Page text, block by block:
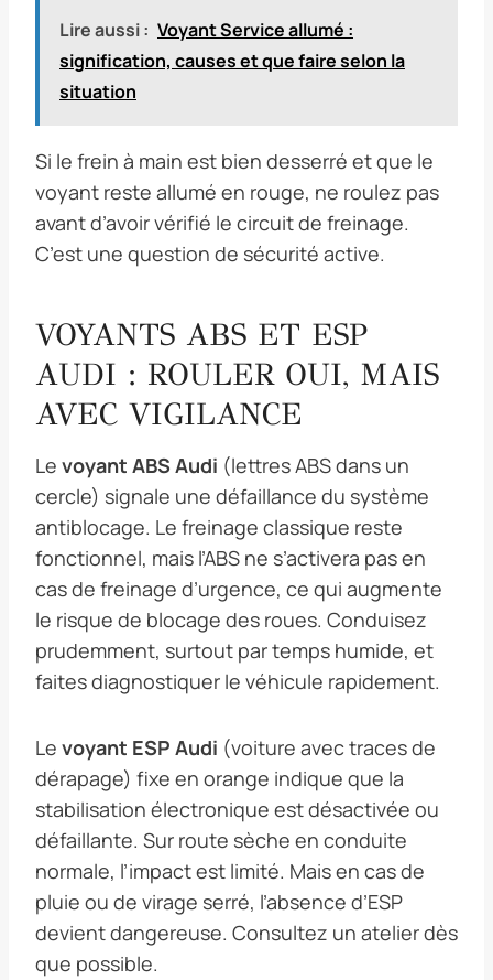
Lire aussi : Voyant Service allumé :
signification, causes et que faire selon la
situation
Si le frein à main est bien desserré et que le
voyant reste allumé en rouge, ne roulez pas
avant d’avoir vérifié le circuit de freinage.
C’est une question de sécurité active.
VOYANTS ABS ET ESP
AUDI : ROULER OUI, MAIS
AVEC VIGILANCE
Le voyant ABS Audi (lettres ABS dans un
cercle) signale une défaillance du système
antiblocage. Le freinage classique reste
fonctionnel, mais l’ABS ne s’activera pas en
cas de freinage d’urgence, ce qui augmente
le risque de blocage des roues. Conduisez
prudemment, surtout par temps humide, et
faites diagnostiquer le véhicule rapidement.
Le voyant ESP Audi (voiture avec traces de
dérapage) fixe en orange indique que la
stabilisation électronique est désactivée ou
défaillante. Sur route sèche en conduite
normale, l’impact est limité. Mais en cas de
pluie ou de virage serré, l’absence d’ESP
devient dangereuse. Consultez un atelier dès
que possible.